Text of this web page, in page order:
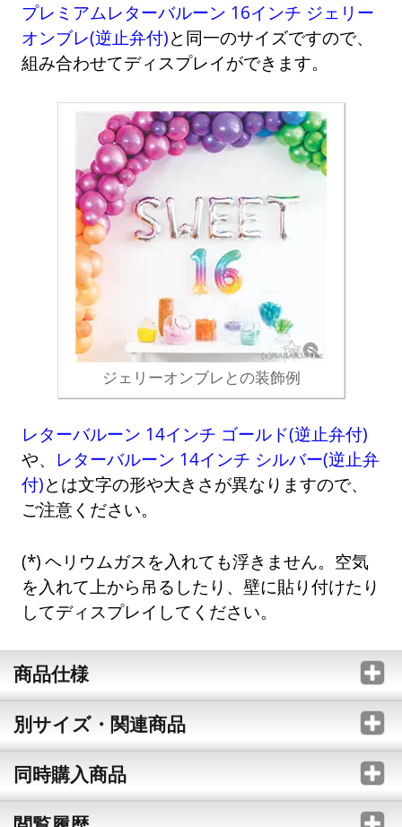
プレミアムレターバルーン 16インチ ジェリー
オンブレ(逆止弁付)と同一のサイズですので、
組み合わせてディスプレイができます。
ジェリーオンブレとの装飾例
レターバルーン 14インチ ゴールド(逆止弁付)
や、
レターバルーン 14インチ シルバー(逆止弁
付)とは文字の形や大きさが異なりますので、
ご注意ください。
ヘリウムガスを入れても浮きません。空気
を入れて上から吊るしたり、壁に貼り付けたり
してディスプレイしてください。
商品仕様
別サイズ・関連商品
同時購入商品